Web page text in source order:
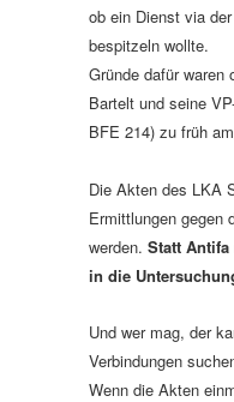
ob ein Dienst via
bespitzeln wollte.
Gründe dafür waren
Bartelt und seine
BFE 214) zu früh
Die Akten des LKA
Ermittlungen gegen
werden. Statt
in die
Und wer mag, der
Verbindungen
Wenn die Akten